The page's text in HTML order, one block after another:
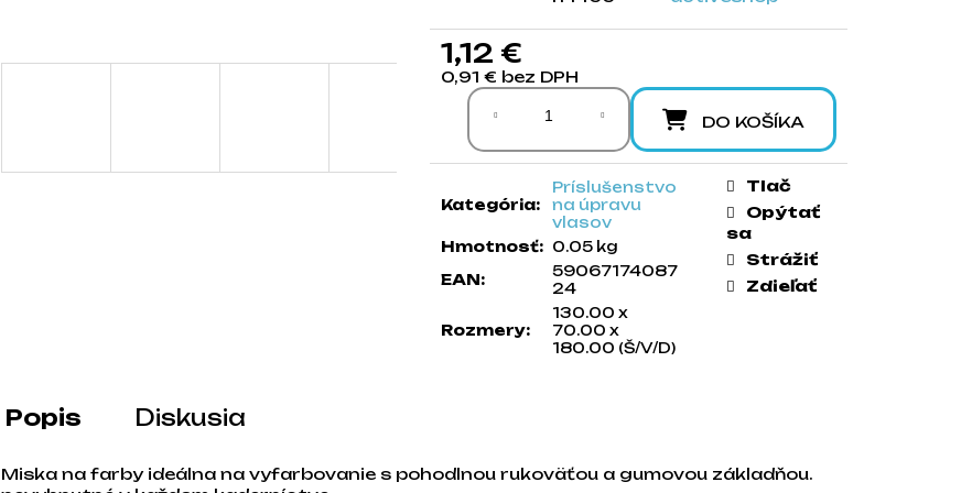
1,12 €
0,91 € bez DPH
Jednotková cena:
DO KOŠÍKA
Kategória:
Príslušenstvo
na úpravu
vlasov
Hmotnosť: 0.05 kg
EAN:
59067174087
24
Rozmery:
130.00 x
70.00 x
180.00 (Š/V/D)
Tlač
Opýtať
sa
Strážiť
Zdieľať
Popis Diskusia
Miska na farby ideálna na vyfarbovanie s pohodlnou rukoväťou a gumovou základňou.